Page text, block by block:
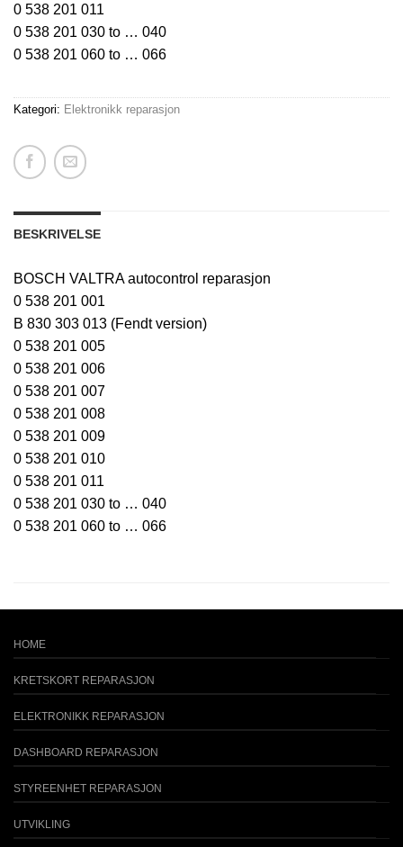
0 538 201 011
0 538 201 030 to … 040
0 538 201 060 to … 066
Kategori: Elektronikk reparasjon
BESKRIVELSE
BOSCH VALTRA autocontrol reparasjon
0 538 201 001
B 830 303 013 (Fendt version)
0 538 201 005
0 538 201 006
0 538 201 007
0 538 201 008
0 538 201 009
0 538 201 010
0 538 201 011
0 538 201 030 to … 040
0 538 201 060 to … 066
HOME
KRETSKORT REPARASJON
ELEKTRONIKK REPARASJON
DASHBOARD REPARASJON
STYREENHET REPARASJON
UTVIKLING